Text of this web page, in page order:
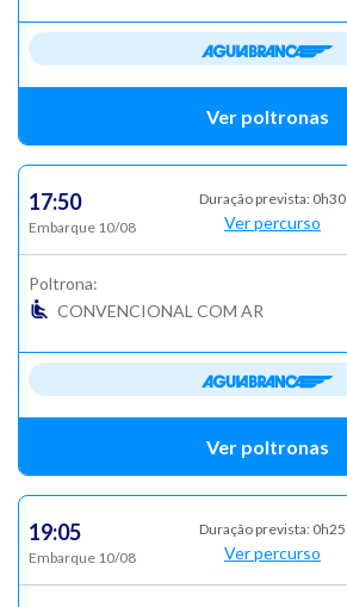
Ver poltronas
17:50
Embarque 10/08
Duração prevista: 0h30
Ver percurso
Poltrona:
CONVENCIONAL COM AR
Ver poltronas
19:05
Embarque 10/08
Duração prevista: 0h25
Ver percurso